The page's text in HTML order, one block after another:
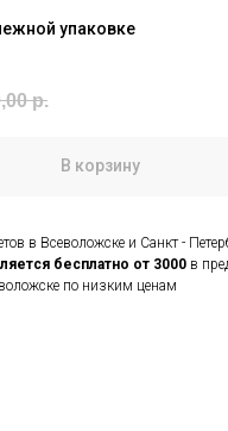
упаковке
р.
В корзину
в Всеволожске и Санкт -
бесплатно от 3000 в
по низким ценам